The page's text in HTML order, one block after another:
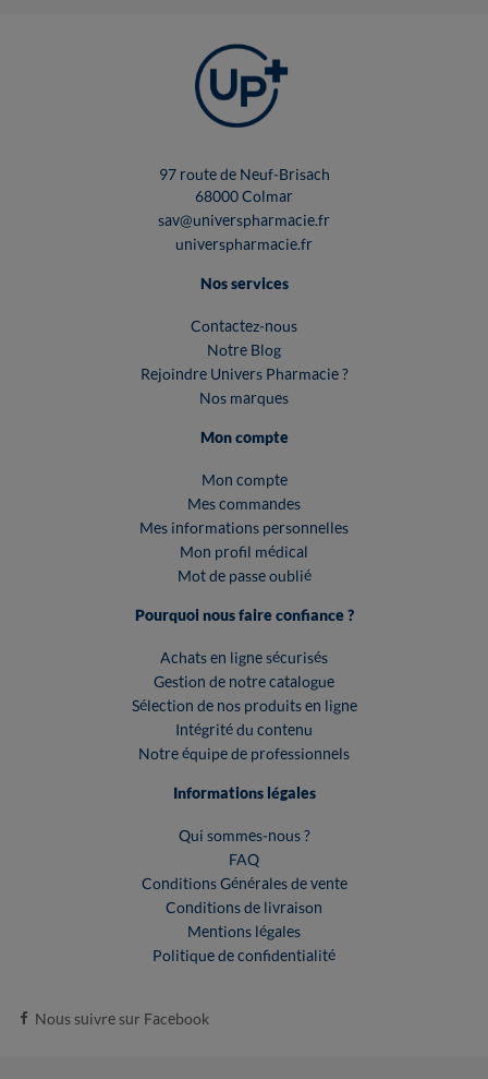
97 route de Neuf-Brisach
68000 Colmar
sav@universpharmacie.fr
universpharmacie.fr
Nos services
Contactez-nous
Notre Blog
Rejoindre Univers Pharmacie ?
Nos marques
Mon compte
Mon compte
Mes commandes
Mes informations personnelles
Mon profil médical
Mot de passe oublié
Pourquoi nous faire confiance ?
Achats en ligne sécurisés
Gestion de notre catalogue
Sélection de nos produits en ligne
Intégrité du contenu
Notre équipe de professionnels
Informations légales
Qui sommes-nous ?
FAQ
Conditions Générales de vente
Conditions de livraison
Mentions légales
Politique de confidentialité
Nous suivre sur Facebook